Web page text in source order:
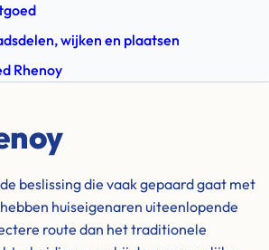
wijken en plaatsen
Rhenoy
beslissing die vaak gepaard gaat met
huiseigenaren uiteenlopende
route dan het traditionele